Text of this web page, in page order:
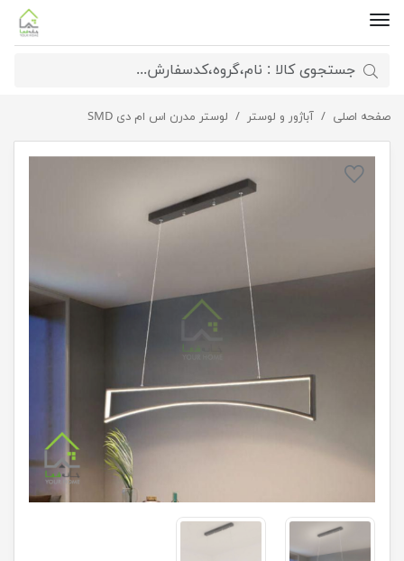
صفحه اصلی آباژور و لوستر لوستر مدرن اس ام دی SMD لوستر سقفی منحنی